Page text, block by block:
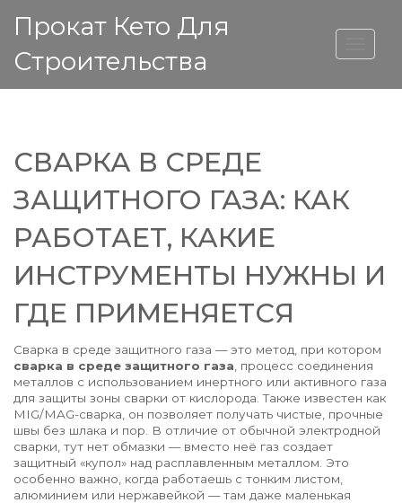
Прокат Кето Для
Строительства
ВЫСОТА ДОМА
СВАРКА В СРЕДЕ
ЗАЩИТНОГО ГАЗА: КАК
РАБОТАЕТ, КАКИЕ
ИНСТРУМЕНТЫ НУЖНЫ И
ГДЕ ПРИМЕНЯЕТСЯ
Сварка в среде защитного газа — это метод, при котором
сварка в среде защитного газа процесс соединения
металлов с использованием инертного или активного газа
для защиты зоны сварки от кислорода . Также известен как
MIG/MAG-сварка , он позволяет получать чистые, прочные
швы без шлака и пор.
В отличие от обычной электродной
сварки, тут нет обмазки — вместо неё газ создает
защитный «купол» над расплавленным металлом. Это
особенно важно, когда работаешь с тонким листом,
алюминием или нержавейкой — там даже маленькая